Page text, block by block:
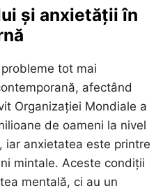
și anxietății în
tot mai
afectând
Organizației Mondiale a
de oameni la nivel
iar anxietatea este printre
mintale. Aceste condiții
mentală, ci au un